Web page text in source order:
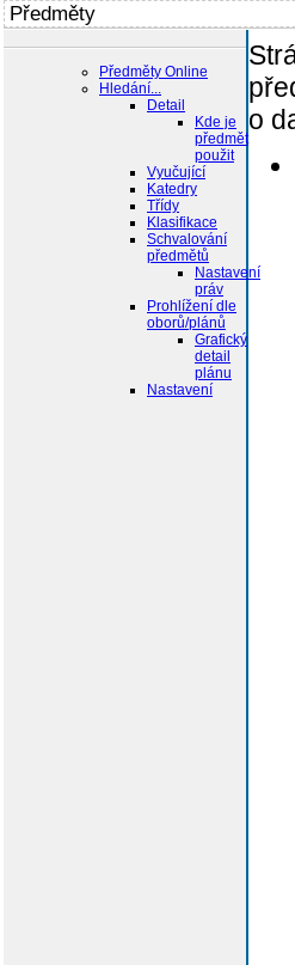
Předměty Online
Hledání...
Detail
Kde je
předmět
použit
Vyučující
Katedry
Třídy
Klasifikace
Schvalování
předmětů
Nastavení
práv
Prohlížení dle
oborů/plánů
Grafický
detail
plánu
Nastavení
o